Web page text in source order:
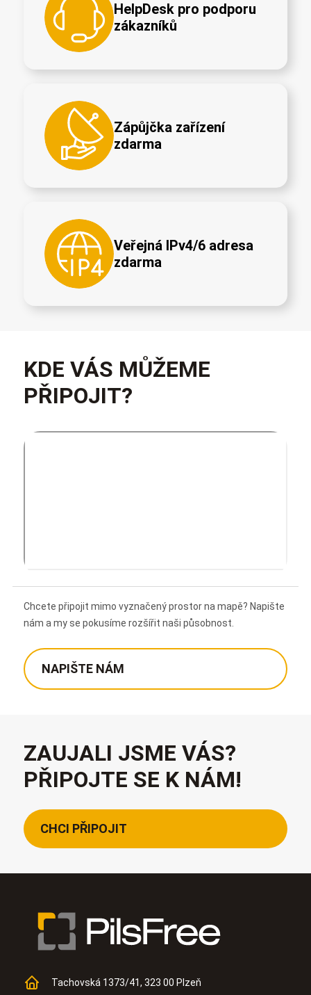
HelpDesk pro podporu
zákazníků
Zápůjčka zařízení
zdarma
Veřejná IPv4/6 adresa
zdarma
KDE VÁS MŮŽEME
PŘIPOJIT?
Chcete připojit mimo vyznačený prostor na mapě? Napište
nám a my se pokusíme rozšířit naši působnost.
NAPIŠTE NÁM
ZAUJALI JSME VÁS?
PŘIPOJTE SE K NÁM!
CHCI PŘIPOJIT
Tachovská 1373/41, 323 00 Plzeň